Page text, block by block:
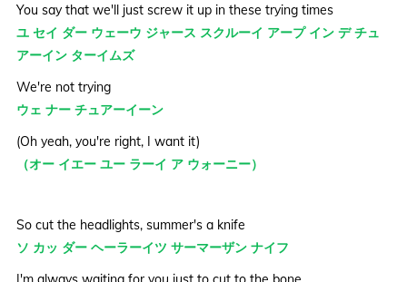
You say that we'll just screw it up in these trying times
ユ セイ ダー ウェーウ ジャース スクルーイ アープ イン デ チュ
アーイン ターイムズ
We're not trying
ウェ ナー チュアーイーン
(Oh yeah, you're right, I want it)
（オー イエー ユー ラーイ ア ウォーニー）
So cut the headlights, summer's a knife
ソ カッ ダー ヘーラーイツ サーマーザン ナイフ